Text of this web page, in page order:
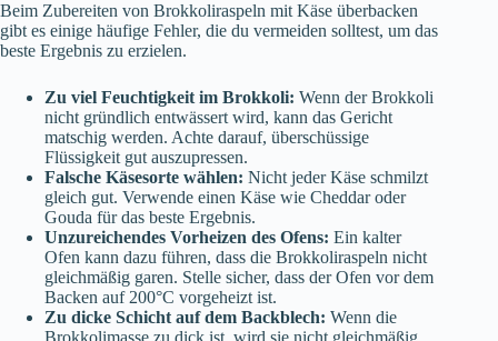
Beim Zubereiten von Brokkoliraspeln mit Käse überbacken
gibt es einige häufige Fehler, die du vermeiden solltest, um das
beste Ergebnis zu erzielen.
Zu viel Feuchtigkeit im Brokkoli: Wenn der Brokkoli
nicht gründlich entwässert wird, kann das Gericht
matschig werden. Achte darauf, überschüssige
Flüssigkeit gut auszupressen.
Falsche Käsesorte wählen: Nicht jeder Käse schmilzt
gleich gut. Verwende einen Käse wie Cheddar oder
Gouda für das beste Ergebnis.
Unzureichendes Vorheizen des Ofens: Ein kalter
Ofen kann dazu führen, dass die Brokkoliraspeln nicht
gleichmäßig garen. Stelle sicher, dass der Ofen vor dem
Backen auf 200°C vorgeheizt ist.
Zu dicke Schicht auf dem Backblech: Wenn die